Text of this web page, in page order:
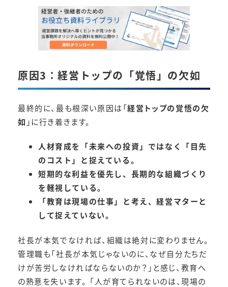
原因3：経営トップの「覚悟」の欠如
最終的に、最も根深い原因は「経営トップの覚悟の欠
如 」に行き着きます。
人材育成を「未来への投資」ではなく「目先
のコスト」と捉えている。
短期的な利益を優先し、長期的な組織づくり
を軽視している。
「教育は現場の仕事」と考え、経営マターと
して捉えていない。
社長が本気でなければ、組織は絶対に変わりません。
管理職も「社長が本気じゃないのに、なぜ自分たちだ
けが苦労しなければならないのか？」と感じ、教育へ
の熱意を失います。 「人が育てられないのは、現場の